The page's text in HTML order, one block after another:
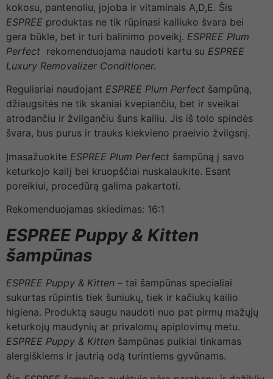
kokosu, pantenoliu, jojoba ir vitaminais A,D,E. Šis
ESPREE produktas ne tik rūpinasi kailiuko švara bei
gera būkle, bet ir turi balinimo poveikį. ESPREE Plum
Perfect rekomenduojama naudoti kartu su ESPREE
Luxury Removalizer Conditioner.
Reguliariai naudojant ESPREE Plum Perfect šampūną,
džiaugsitės ne tik skaniai kvepiančiu, bet ir sveikai
atrodančiu ir žvilgančiu šuns kailiu. Jis iš tolo spindės
švara, bus purus ir trauks kiekvieno praeivio žvilgsnį.
Įmasažuokite ESPREE Plum Perfect šampūną į savo
keturkojo kailį bei kruopščiai nuskalaukite. Esant
poreikiui, procedūrą galima pakartoti.
Rekomenduojamas skiedimas: 16:1
ESPREE Puppy & Kitten
šampūnas
ESPREE Puppy & Kitten – tai šampūnas specialiai
sukurtas rūpintis tiek šuniukų, tiek ir kačiukų kailio
higiena. Produktą saugu naudoti nuo pat pirmų mažųjų
keturkojų maudynių ar privalomų apiplovimų metu.
ESPREE Puppy & Kitten šampūnas puikiai tinkamas
alergiškiems ir jautrią odą turintiems gyvūnams.